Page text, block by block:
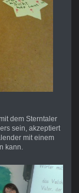
dem Sterntaler
sein, akzeptiert
mit einem
kann.